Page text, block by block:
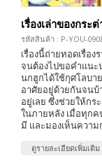
เรื่องเล่าของกระ
รหัสสินค้า : P-YOU-
เรื่องนี้ถ่ายทอดเรื่อ
จนต้องไปขอคำแน
นกฮูกได้ใช้กุศโลบา
อาศัยอยู่ด้วยกันจนบ้
อยู่เลย ซึ่งช่วยให้กร
ในภายหลัง เมื่อทุกค
มี และมองเห็นความ
ดูรายละเอียดเพิ่มเติม